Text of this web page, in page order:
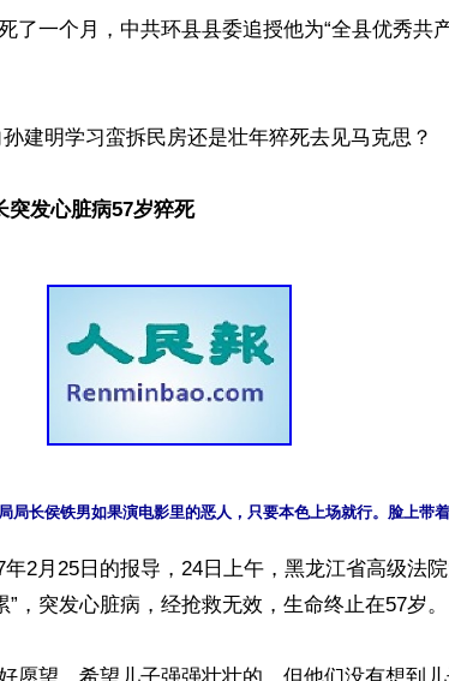
了一个月，中共环县县委追授他为“全县优秀共
建明学习蛮拆民房还是壮年猝死去见马克思？
发心脏病57岁猝死
局长侯铁男如果演电影里的恶人，只要本色上场就行。脸上带着
2月25日的报导，24日上午，黑龙江省高级法
，突发心脏病，经抢救无效，生命终止在57岁。